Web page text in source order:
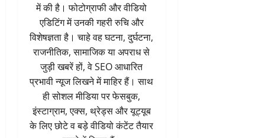
में की है। फोटोग्राफी और वीडियो
एडिटिंग में उनकी गहरी रुचि और
विशेषज्ञता है। चाहे वह घटना, दुर्घटना,
राजनीतिक, सामाजिक या अपराध से
जुड़ी खबरें हों, वे SEO आधारित
प्रभावी न्यूज लिखने में माहिर हैं। साथ
ही सोशल मीडिया पर फेसबुक,
इंस्टाग्राम, एक्स, थ्रेड्स और यूट्यूब
के लिए छोटे व बड़े वीडियो कंटेंट तैयार